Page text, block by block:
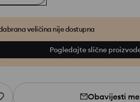
veličina nije dostupna
Pogledajte slične
Obavijesti me